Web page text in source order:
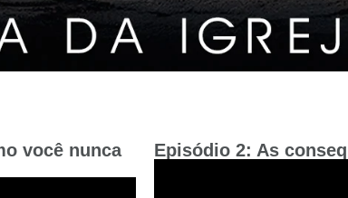
você nunca
Episódio 2: As